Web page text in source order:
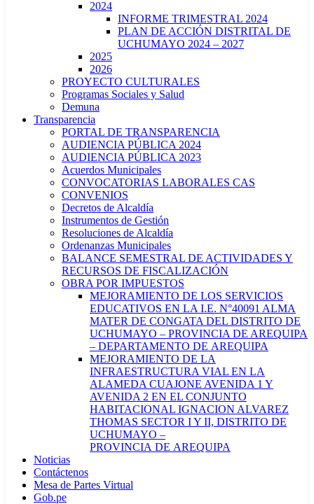
2024
INFORME TRIMESTRAL 2024
PLAN DE ACCIÓN DISTRITAL DE
UCHUMAYO 2024 – 2027
2025
2026
PROYECTO CULTURALES
Programas Sociales y Salud
Demuna
Transparencia
PORTAL DE TRANSPARENCIA
AUDIENCIA PÚBLICA 2024
AUDIENCIA PÚBLICA 2023
Acuerdos Municipales
CONVOCATORIAS LABORALES CAS
CONVENIOS
Decretos de Alcaldía
Instrumentos de Gestión
Resoluciones de Alcaldía
Ordenanzas Municipales
BALANCE SEMESTRAL DE ACTIVIDADES Y
RECURSOS DE FISCALIZACIÓN
OBRA POR IMPUESTOS
MEJORAMIENTO DE LOS SERVICIOS
EDUCATIVOS EN LA I.E. N°40091 ALMA
MATER DE CONGATA DEL DISTRITO DE
UCHUMAYO – PROVINCIA DE AREQUIPA
– DEPARTAMENTO DE AREQUIPA
MEJORAMIENTO DE LA
INFRAESTRUCTURA VIAL EN LA
ALAMEDA CUAJONE AVENIDA 1 Y
AVENIDA 2 EN EL CONJUNTO
HABITACIONAL IGNACION ALVAREZ
THOMAS SECTOR I Y II, DISTRITO DE
UCHUMAYO –
PROVINCIA DE AREQUIPA
Noticias
Contáctenos
Mesa de Partes Virtual
Gob.pe